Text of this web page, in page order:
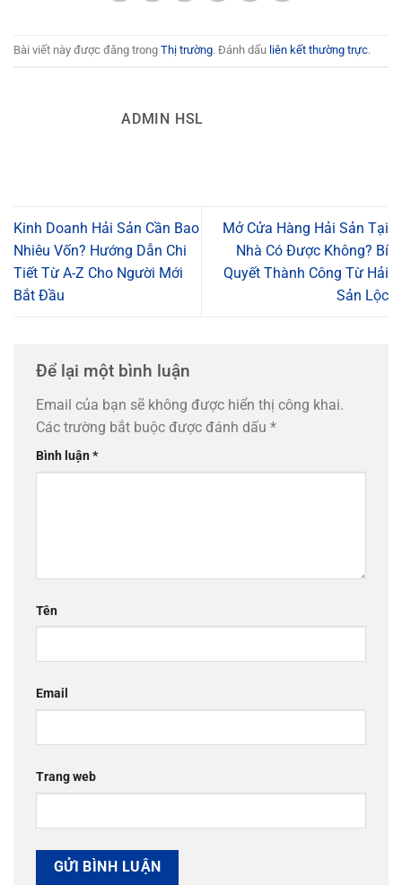
Bài viết này được đăng trong Thị trường. Đánh dấu liên kết thường trực.
ADMIN HSL
Kinh Doanh Hải Sản Cần Bao
Nhiêu Vốn? Hướng Dẫn Chi
Tiết Từ A-Z Cho Người Mới
Bắt Đầu
Mở Cửa Hàng Hải Sản Tại
Nhà Có Được Không? Bí
Quyết Thành Công Từ Hải
Sản Lộc
Để lại một bình luận
Email của bạn sẽ không được hiển thị công khai.
Các trường bắt buộc được đánh dấu *
Bình luận*
Tên
Email
Trang web